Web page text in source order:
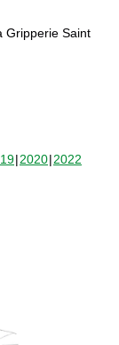
Gripperie Saint
2020 2022